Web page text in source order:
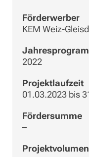
Förderwerber
KEM Weiz-
2022
Projektlaufzeit
01.03.2023 bis
Fördersumme
–
Projektvolumen